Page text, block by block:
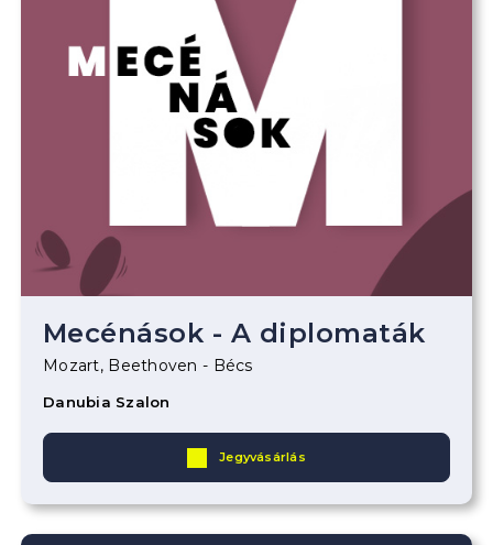
Mecénások - A diplomaták
Mozart, Beethoven - Bécs
Danubia Szalon
Jegyvásárlás